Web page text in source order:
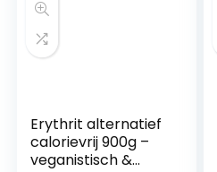
Erythrit alternatief
calorievrij 900g –
veganistisch &